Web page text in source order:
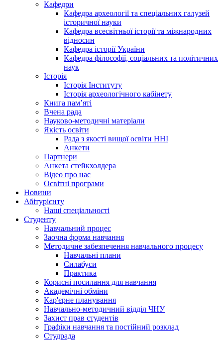
Кафедри
Кафедра археології та спеціальних галузей
історичної науки
Кафедра всесвітньої історії та міжнародних
відносин
Кафедра історії України
Кафедра філософії, соціальних та політичних
наук
Історія
Історія Інституту
Історія археологічного кабінету
Книга памʼяті
Вчена рада
Науково-методичні матеріали
Якість освіти
Рада з якості вищої освіти ННІ
Анкети
Партнери
Анкета стейкхолдера
Відео про нас
Освітні програми
Hовини
Абітурієнту
Наші спеціальності
Студенту
Навчальний процес
Заочна форма навчання
Методичне забезпечення навчального процесу
Навчальні плани
Силабуси
Практика
Корисні посилання для навчання
Академічні обміни
Кар'єрне планування
Навчально-методичний відділ ЧНУ
Захист прав студентів
Графіки навчання та постійний розклад
Студрада